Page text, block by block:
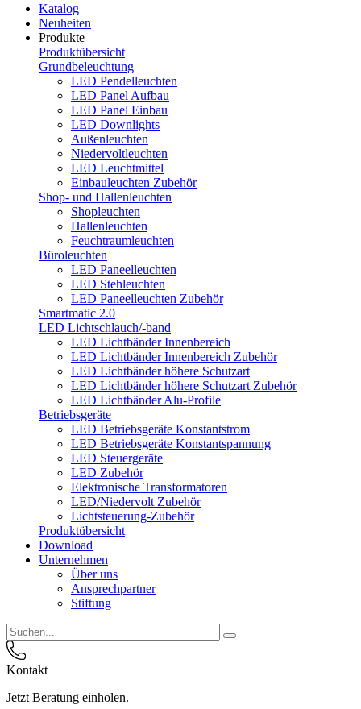
Katalog
Neuheiten
Produkte
Produktübersicht
Grundbeleuchtung
LED Pendelleuchten
LED Panel Aufbau
LED Panel Einbau
LED Downlights
Außenleuchten
Niedervoltleuchten
LED Leuchtmittel
Einbauleuchten Zubehör
Shop- und Hallenleuchten
Shopleuchten
Hallenleuchten
Feuchtraumleuchten
Büroleuchten
LED Paneelleuchten
LED Stehleuchten
LED Paneelleuchten Zubehör
Smartmatic 2.0
LED Lichtschlauch/-band
LED Lichtbänder Innenbereich
LED Lichtbänder Innenbereich Zubehör
LED Lichtbänder höhere Schutzart
LED Lichtbänder höhere Schutzart Zubehör
LED Lichtbänder Alu-Profile
Betriebsgeräte
LED Betriebsgeräte Konstantstrom
LED Betriebsgeräte Konstantspannung
LED Steuergeräte
LED Zubehör
Elektronische Transformatoren
LED/Niedervolt Zubehör
Lichtsteuerung-Zubehör
Produktübersicht
Download
Unternehmen
Über uns
Ansprechpartner
Stiftung
Kontakt
Jetzt Beratung einholen.